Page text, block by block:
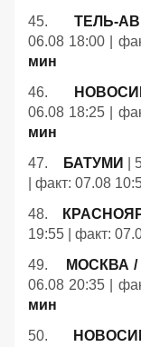
45. ТЕЛЬ-
06.08 18:00 |
мин
46.
06.08 18:25 |
мин
47.
БАТУМИ
|
| факт: 07.08
48.
19:55 | факт:
49.
МОСКВА
06.08 20:35 |
мин
50.